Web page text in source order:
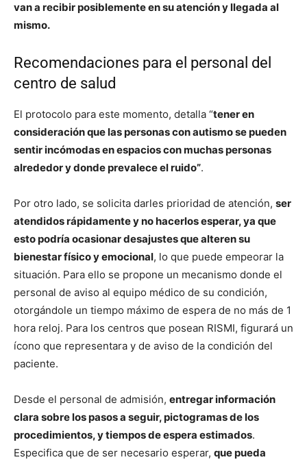
van a recibir posiblemente en su atención y llegada al
mismo.
Recomendaciones para el personal del
centro de salud
El protocolo para este momento, detalla “tener en
consideración que las personas con autismo se pueden
sentir incómodas en espacios con muchas personas
alrededor y donde prevalece el ruido”.
Por otro lado, se solicita darles prioridad de atención, ser
atendidos rápidamente y no hacerlos esperar, ya que
esto podría ocasionar desajustes que alteren su
bienestar físico y emocional, lo que puede empeorar la
situación. Para ello se propone un mecanismo donde el
personal de aviso al equipo médico de su condición,
otorgándole un tiempo máximo de espera de no más de 1
hora reloj. Para los centros que posean RISMI, figurará un
ícono que representara y de aviso de la condición del
paciente.
Desde el personal de admisión, entregar información
clara sobre los pasos a seguir, pictogramas de los
procedimientos, y tiempos de espera estimados.
Especifica que de ser necesario esperar, que pueda